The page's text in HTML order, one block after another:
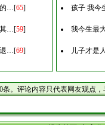
的…[65]
其…[59]
退…[69]
孩子 我今
我今生最
儿子才是
条。评论内容只代表网友观点